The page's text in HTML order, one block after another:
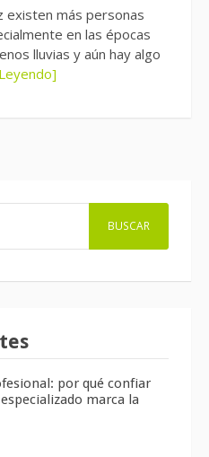
existen más personas
en las épocas
lluvias y aún hay algo
por qué confiar
marca la